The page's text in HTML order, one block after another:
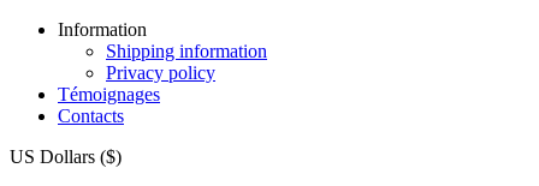
Information
Shipping information
Privacy policy
Témoignages
Contacts
US Dollars ($)